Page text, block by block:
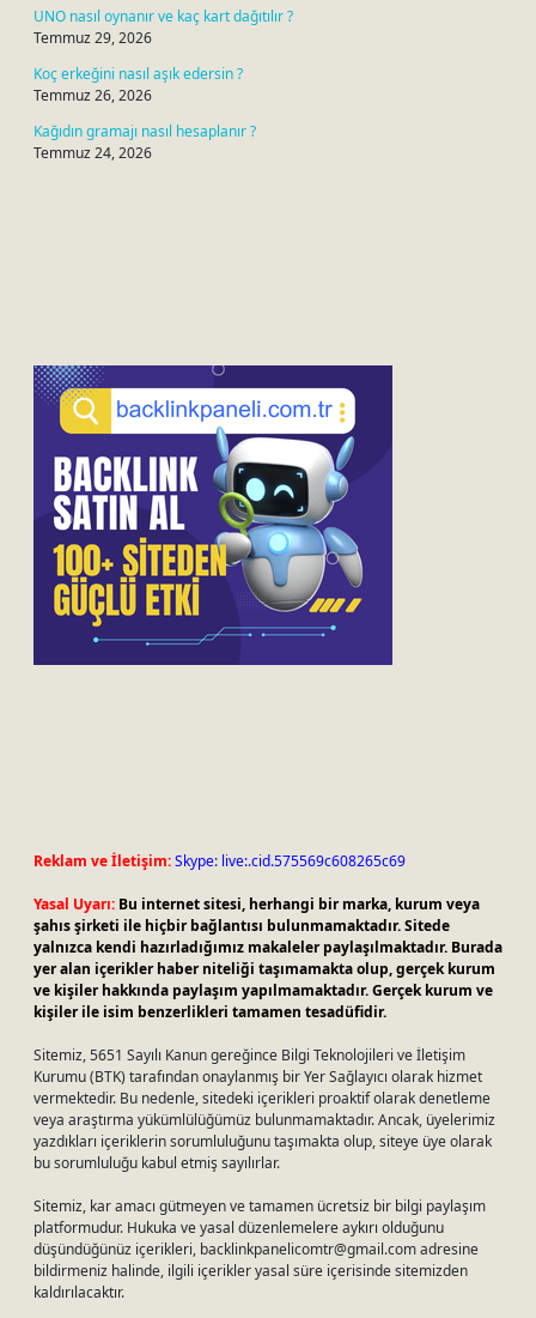
UNO nasıl oynanır ve kaç kart dağıtılır ?
Temmuz 29, 2026
Koç erkeğini nasıl aşık edersin ?
Temmuz 26, 2026
Kağıdın gramajı nasıl hesaplanır ?
Temmuz 24, 2026
Reklam ve İletişim:Skype: live:.cid.575569c608265c69
Yasal Uyarı: Bu internet sitesi, herhangi bir marka, kurum veya
şahıs şirketi ile hiçbir bağlantısı bulunmamaktadır. Sitede
yalnızca kendi hazırladığımız makaleler paylaşılmaktadır. Burada
yer alan içerikler haber niteliği taşımamakta olup, gerçek kurum
ve kişiler hakkında paylaşım yapılmamaktadır. Gerçek kurum ve
kişiler ile isim benzerlikleri tamamen tesadüfidir.
Sitemiz, 5651 Sayılı Kanun gereğince Bilgi Teknolojileri ve İletişim
Kurumu (BTK) tarafından onaylanmış bir Yer Sağlayıcı olarak hizmet
vermektedir. Bu nedenle, sitedeki içerikleri proaktif olarak denetleme
veya araştırma yükümlülüğümüz bulunmamaktadır. Ancak, üyelerimiz
yazdıkları içeriklerin sorumluluğunu taşımakta olup, siteye üye olarak
bu sorumluluğu kabul etmiş sayılırlar.
Sitemiz, kar amacı gütmeyen ve tamamen ücretsiz bir bilgi paylaşım
platformudur. Hukuka ve yasal düzenlemelere aykırı olduğunu
düşündüğünüz içerikleri, backlinkpanelicomtr@gmail.comadresine
bildirmeniz halinde, ilgili içerikler yasal süre içerisinde sitemizden
kaldırılacaktır.